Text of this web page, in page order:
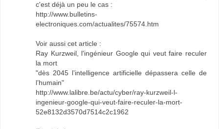
c'est déjà un peu le cas :
http://www.bulletins-
electroniques.com/actualites/75574.htm
Voir aussi cet article :
Ray Kurzweil, l'ingénieur Google qui veut faire reculer
la mort
"dès 2045 l’intelligence artificielle dépassera celle de
l’humain"
http://www.lalibre.be/actu/cyber/ray-kurzweil-l-
ingenieur-google-qui-veut-faire-reculer-la-mort-
52e8132d3570d7514c2c1962